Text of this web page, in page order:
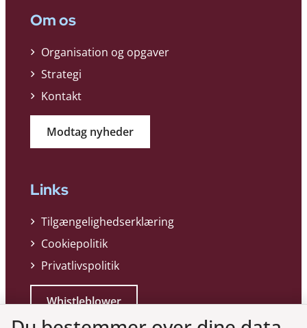
Om os
Organisation og opgaver
Strategi
Kontakt
Modtag nyheder
Links
Tilgængelighedserklæring
Cookiepolitik
Privatlivspolitik
Whistleblower